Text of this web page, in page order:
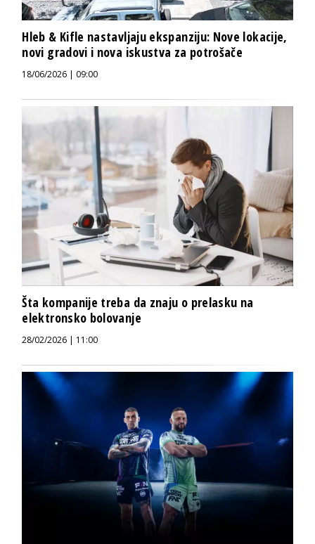
Hleb & Kifle nastavljaju ekspanziju: Nove lokacije,
novi gradovi i nova iskustva za potrošače
18/06/2026 | 09:00
Šta kompanije treba da znaju o prelasku na
elektronsko bolovanje
28/02/2026 | 11:00